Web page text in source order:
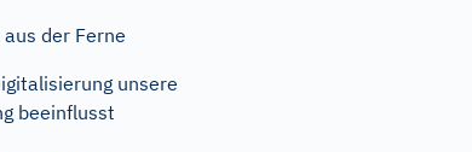
aus der Ferne
unsere
beeinflusst